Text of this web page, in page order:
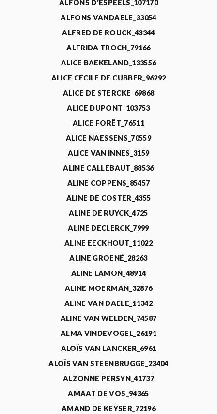
ALFONS D’ESPEELS_107170
ALFONS VANDAELE_33054
ALFRED DE ROUCK_43344
ALFRIDA TROCH_79166
ALICE BAEKELAND_133556
ALICE CECILE DE CUBBER_96292
ALICE DE STERCKE_69868
ALICE DUPONT_103753
ALICE FORÊT_76511
ALICE NAESSENS_70559
ALICE VAN INNES_3159
ALINE CALLEBAUT_88536
ALINE COPPENS_85457
ALINE DE COSTER_4355
ALINE DE RUYCK_4725
ALINE DECLERCK_7999
ALINE EECKHOUT_11022
ALINE GROENÉ_28263
ALINE LAMON_48914
ALINE MOERMAN_32876
ALINE VAN DAELE_11342
ALINE VAN WELDEN_74587
ALMA VINDEVOGEL_26191
ALOÏS VAN LANCKER_6961
ALOÏS VAN STEENBRUGGE_23404
ALZONNE PERSYN_41737
AMAAT DE VOS_94365
AMAND DE KEYSER_72196